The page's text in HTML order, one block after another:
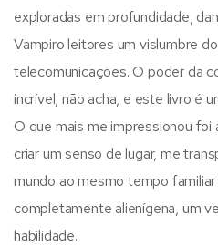
exploradas em profundidade,
Vampiro leitores um vislumbre
telecomunicações. O poder da
incrível, não acha, e este livro é
O que mais me impressionou foi
criar um senso de lugar, me
mundo ao mesmo tempo
completamente alienígena, um
habilidade.